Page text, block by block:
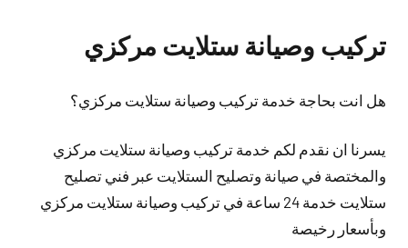
تركيب وصيانة ستلايت مركزي
هل انت بحاجة خدمة تركيب وصيانة ستلايت مركزي؟
يسرنا ان نقدم لكم خدمة تركيب وصيانة ستلايت مركزي
والمختصة في صيانة وتصليح الستلايت عبر فني تصليح
ستلايت خدمة 24 ساعة في تركيب وصيانة ستلايت مركزي
وبأسعار رخيصة